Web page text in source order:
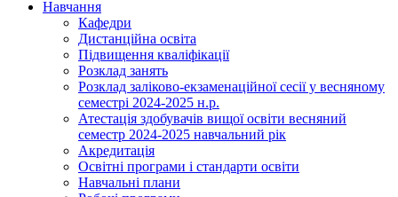
Навчання
Кафедри
Дистанційна освіта
Підвищення кваліфікації
Розклад занять
Розклад заліково-екзаменаційної сесії у весняному
семестрі 2024-2025 н.р.
Атестація здобувачів вищої освіти весняний
семестр 2024-2025 навчальний рік
Акредитація
Освітні програми і стандарти освіти
Навчальні плани